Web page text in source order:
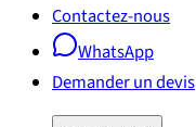
Contactez-nous
WhatsApp
Demander un devis